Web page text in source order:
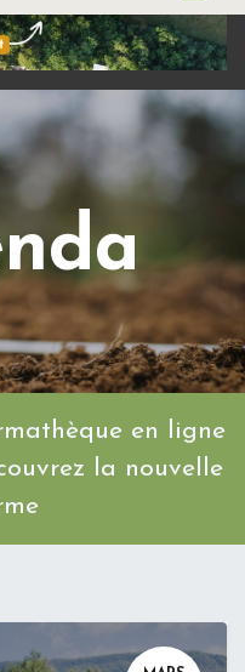
en ligne
la nouvelle